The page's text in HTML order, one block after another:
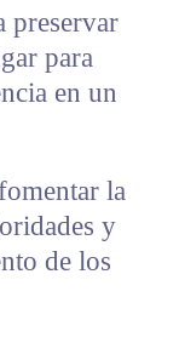
preservar
para
en un
la
y
de los